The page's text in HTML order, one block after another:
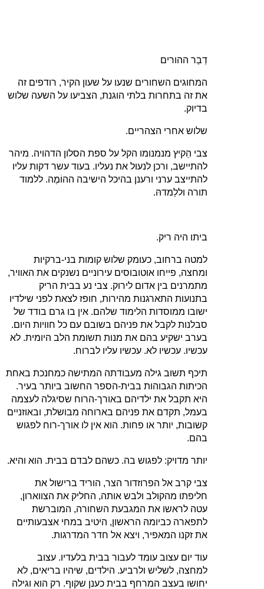
דְבַר ההורים
המחוגים השחורים שנעו על שעון הקיר, רודפים זה
את זה בתחרות בלתי הוגנת, הצביעו על השעה שלוש
בדיוק.
שלוש אחרי הצהריים.
צבי הֵקיץ מנמנומו הקל על ספת הסלון הדהויה. מיהר
להתיישב, ורכן לנעול את נעליו. בעוד עשר דקות עליו
להתייצב ערני ורענן בהיכל הישיבה ההוֹמֶה. ללמוד
תורה וללַמדהּ.
ביתו היה ריק.
למטה ברחוב, כעומק שלוש קומות בני‑ברקיות
ומחצה, פייחו אוטובוסים עירוניים נשנקים את האוויר,
מתמרנים בין אדום לירוק. צבי נע בבית הריק
בתנועות התארגנות מהירות, חופז לצאת לפני שילדיו
ישובו ממוסדות הלימוד שלהם. אין בו גרם בודד של
סבלנות לקבל את פניהם בשובם עם כל חוויות היום.
בערב ישקיע בהם את מנות תשומת הלב היומית. לא
עכשיו. עכשיו לא. עכשיו עליו לברוח.
תיכף תשוב גילה מעבודתה המתישה כמחנכת באחת
הכיתות הגבוהות בבית‑הספר החשוב ביותר בעיר.
היא תקבל את ילדיהם באורך‑הרוח שסיגלה לעצמה
בעמל, תקדם את פניהם בארוחה מבושלת, ובאוזניים
קשובות, יותר או פחות. הוא אין לו אורך‑רוח לפגוש
בהם.
יותר מדויק: לפגוש בה. כשהם לבדם בבית. הוא והיא.
צבי קרב אל הפרוזדור הצר, הוריד ברישול את
חליפתו מהקולב ולבש אותה, החליק את הצווארון,
עטה לראשו את המגבעת השחורה, המוברשת
לתפארה כביומהּ הראשון, היטיב במחי אצבעותיים
את זקנו המאפיר, ויצא אל חדר המדרגות.
עוד יום עצוב עומד לעבור בבית בלעדיו. עצוב
למחצה, לשליש ולרביע. הילדים, שיהיו בריאים, לא
יחושו בעצב המרחף בבית כענן שקוף. רק הוא וגילה